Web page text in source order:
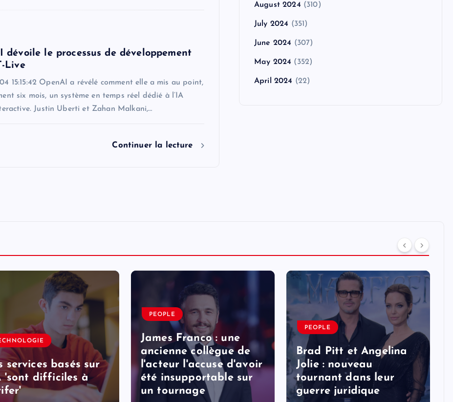
dévoile le processus de développement
Live
15:15:42 OpenAI a révélé comment elle a mis au point,
six mois, un système en temps réel dédié à l’IA
Justin Uberti et Zahan Malkani,…
Continuer la lecture
August 2024 (310)
July 2024 (351)
June 2024 (307)
May 2024 (352)
April 2024 (22)
services basés sur
'sont difficiles à
PEOPLE
James Franco : une
ancienne collègue de
l'acteur l'accuse d'avoir
été insupportable sur
un tournage
PEOPLE
Brad Pitt et Angelina
Jolie : nouveau
tournant dans leur
guerre juridique